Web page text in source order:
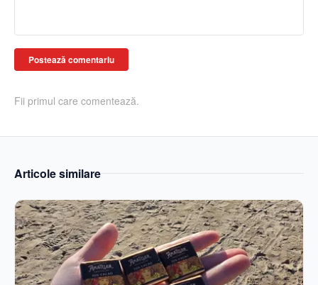
Postează comentariu
Fii primul care comentează.
Articole similare